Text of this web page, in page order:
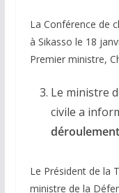
La Conférence de
à Sikasso le 18
Premier ministre,
Le ministre
civile a
Le Président de la
ministre de la